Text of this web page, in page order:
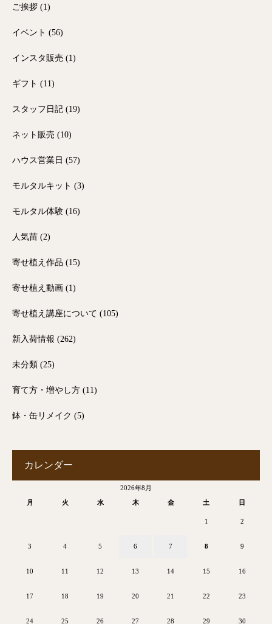
ご挨拶 (1)
イベント (56)
インスタ販売 (1)
ギフト (11)
スタッフ日記 (19)
ネット販売 (10)
ハウス営業日 (57)
モルタルキット (3)
モルタル体験 (16)
人気苗 (2)
寄せ植え作品 (15)
寄せ植え動画 (1)
寄せ植え講座について (105)
新入荷情報 (262)
未分類 (25)
育て方・増やし方 (11)
鉢・缶リメイク (5)
カレンダー
2026年8月
月
火 水 木 金 土 日
1 2
3 4 5 6 7 8 9
10 11 12 13 14 15 16
17 18 19 20 21 22 23
24 25 26 27 28 29 30